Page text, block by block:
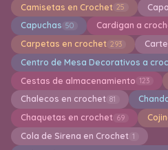
Camisetas en Crochet 25
Capuchas 50 Cardigan a
Carpetas en crochet 293
Centro de Mesa Decorativos a
Cestas de almacenamiento 123
Chalecos en crochet 81
Chaquetas en crochet 69
Cola de Sirena en Crochet 1